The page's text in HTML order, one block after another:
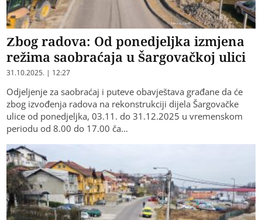
Zbog radova: Od ponedjeljka izmjena
režima saobraćaja u Šargovačkoj ulici
31.10.2025. | 12:27
Odjeljenje za saobraćaj i puteve obavještava građane da će
zbog izvođenja radova na rekonstrukciji dijela Šargovačke
ulice od ponedjeljka, 03.11. do 31.12.2025 u vremenskom
periodu od 8.00 do 17.00 ča…